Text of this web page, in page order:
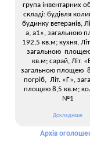
група інвентарних
складі: будівля
будинку ветеранів,
а, а1», загальною
192,5 кв.м; кухня,
загальною
кв.м; сарай, Літ.
загальною площею
погріб, Літ. «Г»,
площею 8,5 кв.м;
№1
Докладніше
Архів